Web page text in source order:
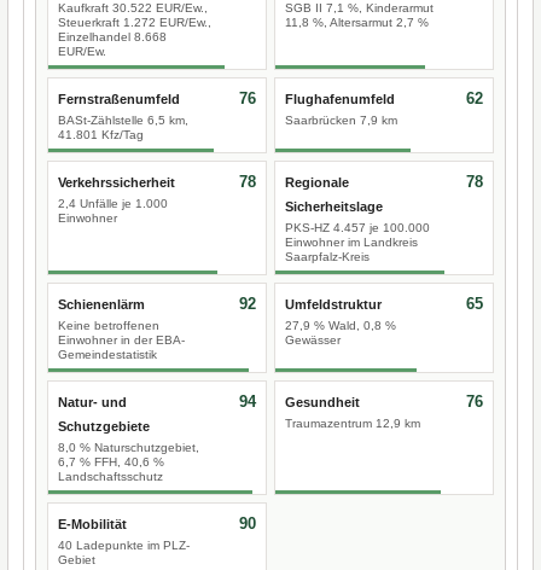
Kaufkraft 30.522 EUR/Ew.,
Steuerkraft 1.272 EUR/Ew.,
Einzelhandel 8.668
EUR/Ew.
SGB II 7,1 %, Kinderarmut
11,8 %, Altersarmut 2,7 %
Fernstraßenumfeld
BASt-Zählstelle 6,5 km,
41.801 Kfz/Tag
76 Flughafenumfeld
Saarbrücken 7,9 km
62
Verkehrssicherheit
2,4 Unfälle je 1.000
Einwohner
78
Regionale
Sicherheitslage
PKS-HZ 4.457 je 100.000
Einwohner im Landkreis
Saarpfalz-Kreis
78
Schienenlärm
Keine betroffenen
Einwohner in der EBA-
Gemeindestatistik
92 Umfeldstruktur
27,9 % Wald, 0,8 %
Gewässer
65
Natur- und
Schutzgebiete
8,0 % Naturschutzgebiet,
6,7 % FFH, 40,6 %
Landschaftsschutz
94 Gesundheit
Traumazentrum 12,9 km
76
E-Mobilität
40 Ladepunkte im PLZ-
Gebiet
90